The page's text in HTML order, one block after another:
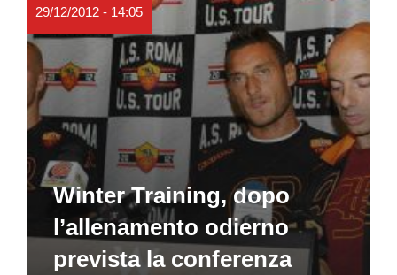
29/12/2012 - 14:05
Winter Training, dopo
l’allenamento odierno
prevista la conferenza